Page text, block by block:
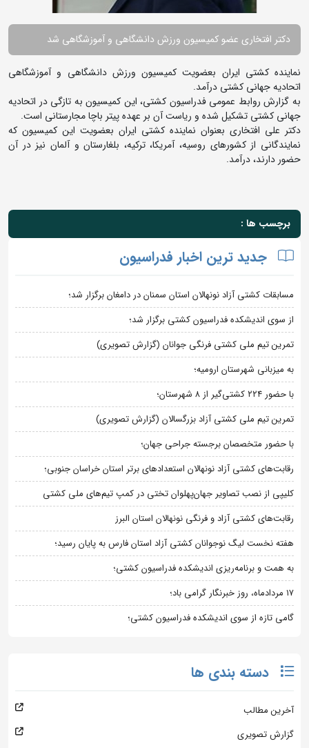
دکتر افتخاری عضو کمیسیون ورزش دانشگاهی و آموزشگاهی شد
نماینده کشتی ایران بعضویت کمیسیون ورزش دانشگاهی و آموزشگاهی
اتحادیه جهانی کشتی درآمد.
به گزارش روابط عمومی فدراسیون کشتی، این کمیسیون به تازگی در اتحادیه
جهانی کشتی تشکیل شده و ریاست آن بر عهده پیتر باچا مجارستانی است.
دکتر علی افتخاری بعنوان نماینده کشتی ایران بعضویت این کمیسیون که
نمایندگانی از کشورهای روسیه، آمریکا، ترکیه، بلغارستان و آلمان نیز در آن
حضور دارند، درآمد.
برچسب ها :
جدید ترین اخبار فدراسیون
مسابقات کشتی آزاد نونهالان استان سمنان در دامغان برگزار شد؛
از سوی اندیشکده فدراسیون کشتی برگزار شد؛
تمرین تیم ملی کشتی فرنگی جوانان (گزارش تصویری)
به میزبانی شهرستان ارومیه؛
با حضور ۲۲۴ کشتی‌گیر از ۸ شهرستان؛
تمرین تیم ملی کشتی آزاد بزرگسالان (گزارش تصویری)
با حضور متخصصان برجسته جراحی جهان؛
رقابت‌های کشتی آزاد نونهالان استعدادهای برتر استان خراسان جنوبی؛
کلیپی از نصب تصاویر جهان‌پهلوان تختی در کمپ تیم‌های ملی کشتی
رقابت‌های کشتی آزاد و فرنگی نونهالان استان البرز
هفته نخست لیگ نوجوانان کشتی آزاد استان فارس به پایان رسید؛
به همت و برنامه‌ریزی اندیشکده فدراسیون کشتی؛
۱۷ مردادماه، روز خبرنگار گرامی باد؛
گامی تازه از سوی اندیشکده فدراسیون کشتی؛
دسته بندی ها
آخرین مطالب
گزارش تصویری